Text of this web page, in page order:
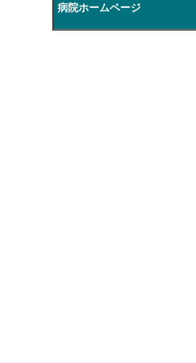
病院ホームページ